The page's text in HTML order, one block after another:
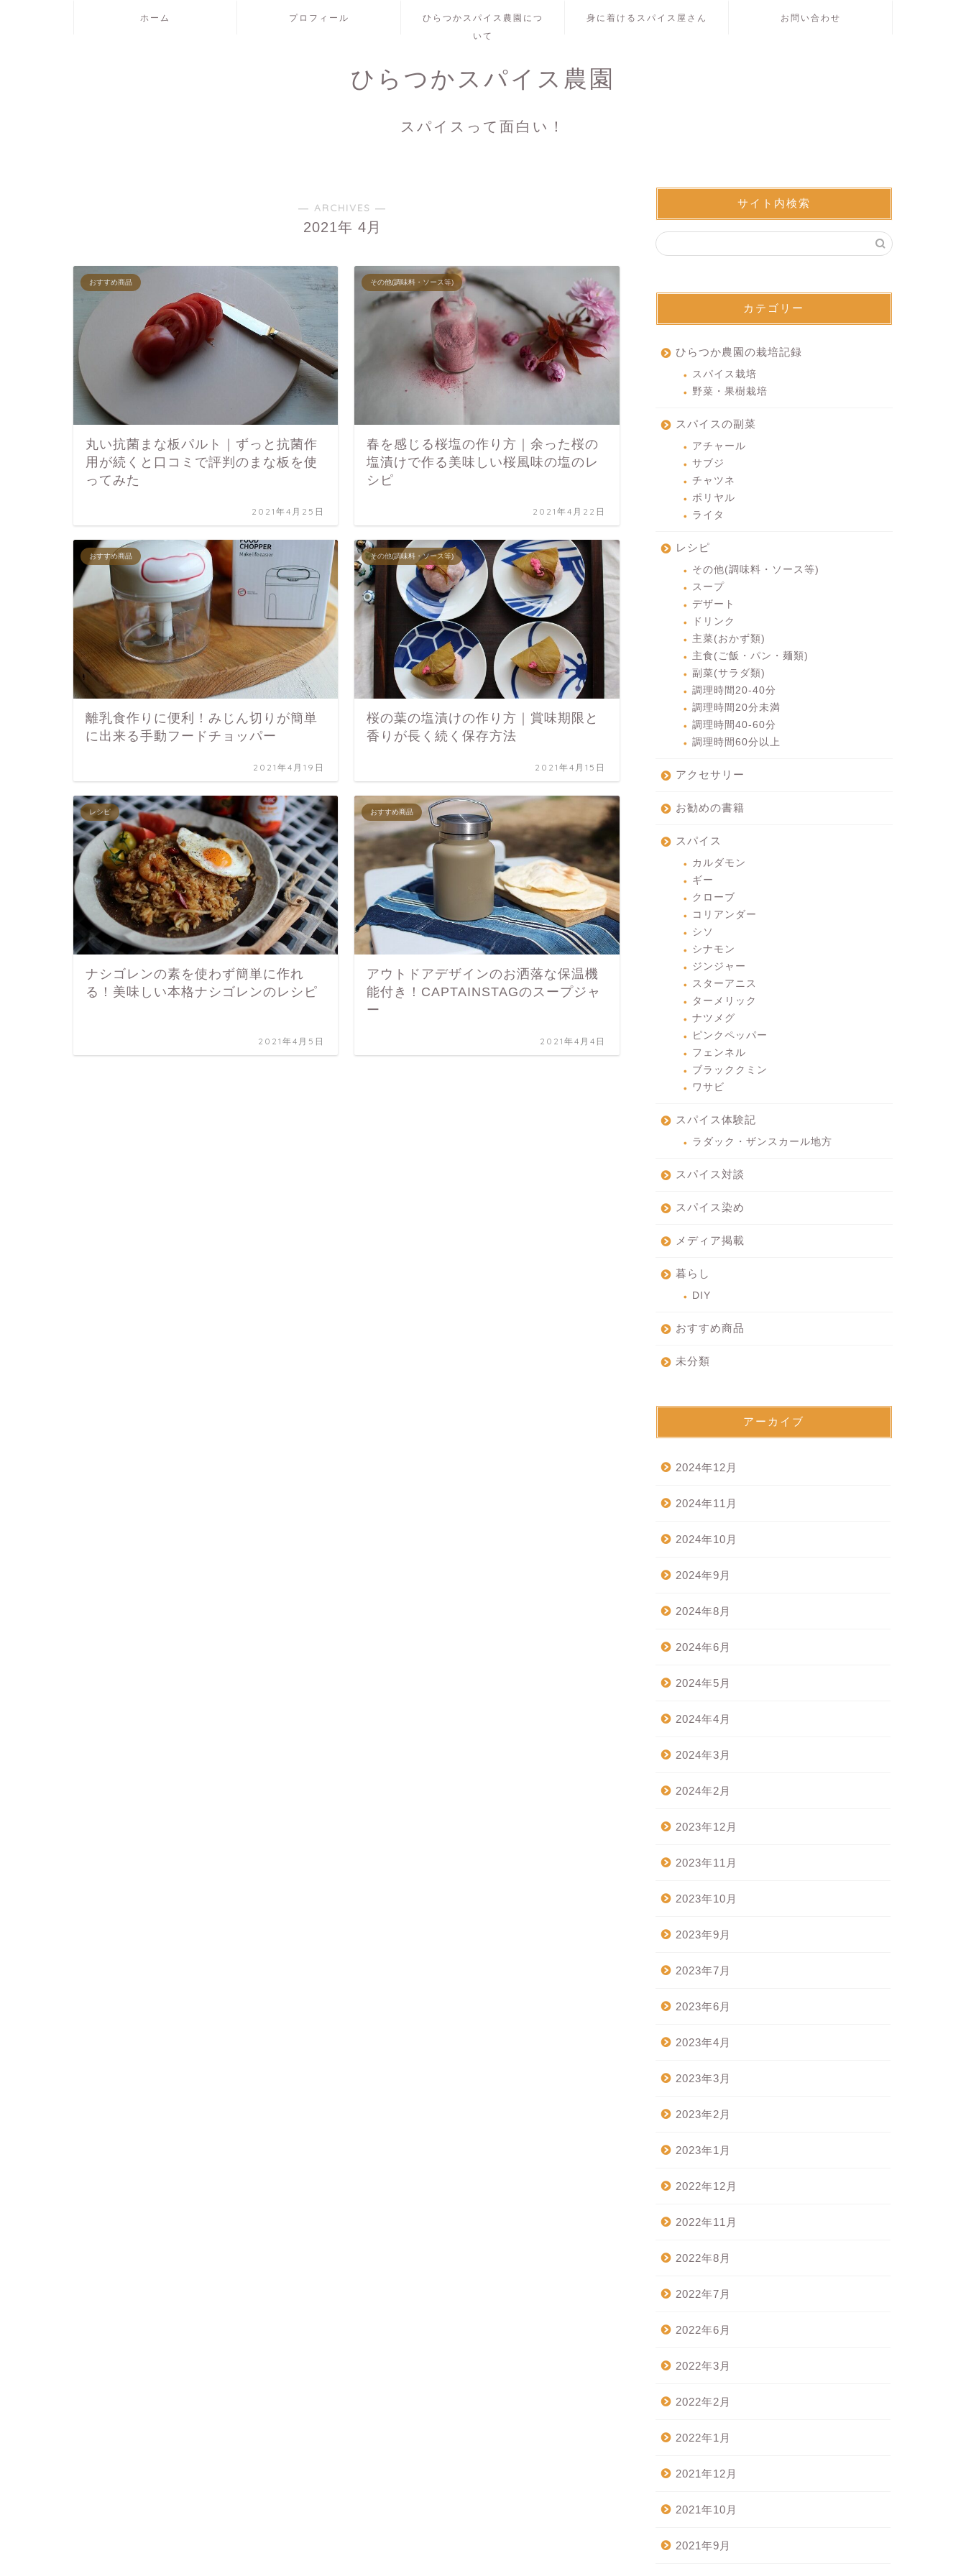
ホーム プロフィール
ひらつかスパイス農園につ
いて
身に着けるスパイス屋さん お問い合わせ
ひらつかスパイス農園
スパイスって面白い！
― ARCHIVES ―
2021年 4月
おすすめ商品
丸い抗菌まな板パルト｜ずっと抗菌作
用が続くと口コミで評判のまな板を使
ってみた
2021年4月25日
その他(調味料・ソース等)
春を感じる桜塩の作り方｜余った桜の
塩漬けで作る美味しい桜風味の塩のレ
シピ
2021年4月22日
おすすめ商品
離乳食作りに便利！みじん切りが簡単
に出来る手動フードチョッパー
2021年4月19日
その他(調味料・ソース等)
桜の葉の塩漬けの作り方｜賞味期限と
香りが長く続く保存方法
2021年4月15日
レシピ
ナシゴレンの素を使わず簡単に作れ
る！美味しい本格ナシゴレンのレシピ
2021年4月5日
おすすめ商品
アウトドアデザインのお洒落な保温機
能付き！CAPTAINSTAGのスープジャ
ー
2021年4月4日
サイト内検索
カテゴリー
ひらつか農園の栽培記録
スパイス栽培
野菜・果樹栽培
スパイスの副菜
アチャール
サブジ
チャツネ
ポリヤル
ライタ
レシピ
その他(調味料・ソース等)
スープ
デザート
ドリンク
主菜(おかず類)
主食(ご飯・パン・麺類)
副菜(サラダ類)
調理時間20-40分
調理時間20分未満
調理時間40-60分
調理時間60分以上
アクセサリー
お勧めの書籍
スパイス
カルダモン
ギー
クローブ
コリアンダー
シソ
シナモン
ジンジャー
スターアニス
ターメリック
ナツメグ
ピンクペッパー
フェンネル
ブラッククミン
ワサビ
スパイス体験記
ラダック・ザンスカール地方
スパイス対談
スパイス染め
メディア掲載
暮らし
DIY
おすすめ商品
未分類
アーカイブ
2024年12月
2024年11月
2024年10月
2024年9月
2024年8月
2024年6月
2024年5月
2024年4月
2024年3月
2024年2月
2023年12月
2023年11月
2023年10月
2023年9月
2023年7月
2023年6月
2023年4月
2023年3月
2023年2月
2023年1月
2022年12月
2022年11月
2022年8月
2022年7月
2022年6月
2022年3月
2022年2月
2022年1月
2021年12月
2021年10月
2021年9月